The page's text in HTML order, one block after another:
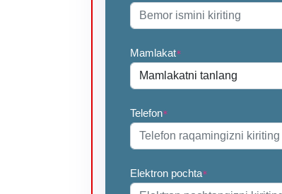
Mamlakat*
Telefon*
Elektron pochta*